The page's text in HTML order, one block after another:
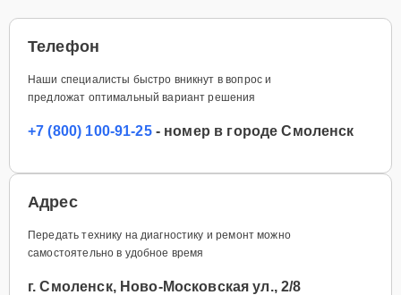
Телефон
Наши специалисты быстро вникнут в вопрос и
предложат оптимальный вариант решения
+7 (800) 100-91-25- номер в городе Смоленск
Адрес
Передать технику на диагностику и ремонт можно
самостоятельно в удобное время
г. Смоленск, Ново-Московская ул., 2/8